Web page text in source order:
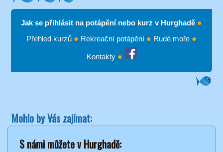
Jak se přihlásit na potápění nebo kurz v Hurghadě ●
Přehled kurzů ● Rekreační potápění ● Rudé moře ●
Kontakty●
Mohlo by Vás zajímat:
S námi můžete v Hurghadě: